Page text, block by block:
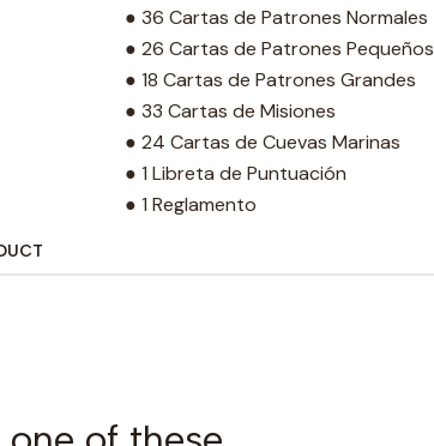
● 36 Cartas de Patrones Normales
● 26 Cartas de Patrones Pequeños
● 18 Cartas de Patrones Grandes
● 33 Cartas de Misiones
● 24 Cartas de Cuevas Marinas
● 1 Libreta de Puntuación
● 1 Reglamento